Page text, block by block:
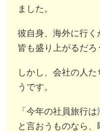
ました。
彼自身、海外に行く
皆も盛り上がるだろ
しかし、会社の人
うです。
「今年の社員旅行
と言おうものなら、